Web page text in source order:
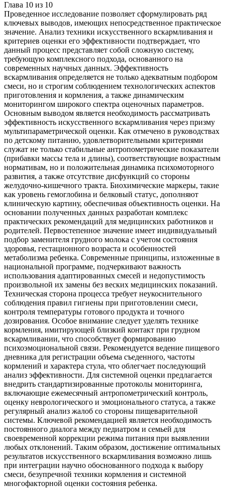
Глава 10 из 10
Проведенное исследование позволяет сформулировать ряд
ключевых выводов, имеющих непосредственное практическое
значение. Анализ техники искусственного вскармливания и
критериев оценки его эффективности подтверждает, что
данный процесс представляет собой сложную систему,
требующую комплексного подхода, основанного на
современных научных данных. Эффективность
вскармливания определяется не только адекватным подбором
смеси, но и строгим соблюдением технологических аспектов
приготовления и кормления, а также динамическим
мониторингом широкого спектра оценочных параметров.
Основным выводом является необходимость рассматривать
эффективность искусственного вскармливания через призму
мультипараметрической оценки. Как отмечено в руководствах
по детскому питанию, удовлетворительными критериями
служат не только стабильные антропометрические показатели
(прибавки массы тела и длины), соответствующие возрастным
нормативам, но и положительная динамика психомоторного
развития, а также отсутствие дисфункций со стороны
желудочно-кишечного тракта. Биохимические маркеры, такие
как уровень гемоглобина и белковый статус, дополняют
клиническую картину, обеспечивая объективность оценки. На
основании полученных данных разработан комплекс
практических рекомендаций для медицинских работников и
родителей. Первостепенное значение имеет индивидуальный
подбор заменителя грудного молока с учетом состояния
здоровья, гестационного возраста и особенностей
метаболизма ребенка. Современные принципы, изложенные в
национальной программе, подчеркивают важность
использования адаптированных смесей и недопустимость
произвольной их замены без веских медицинских показаний.
Техническая сторона процесса требует неукоснительного
соблюдения правил гигиены при приготовлении смеси,
контроля температуры готового продукта и точного
дозирования. Особое внимание следует уделять технике
кормления, имитирующей близкий контакт при грудном
вскармливании, что способствует формированию
психоэмоциональной связи. Рекомендуется ведение пищевого
дневника для регистрации объема съеденного, частоты
кормлений и характера стула, что облегчает последующий
анализ эффективности. Для системной оценки предлагается
внедрить стандартизированные протоколы мониторинга,
включающие ежемесячный антропометрический контроль,
оценку неврологического и эмоционального статуса, а также
регулярный анализ жалоб со стороны пищеварительной
системы. Ключевой рекомендацией является необходимость
постоянного диалога между педиатром и семьей для
своевременной коррекции режима питания при выявлении
любых отклонений. Таким образом, достижение оптимальных
результатов искусственного вскармливания возможно лишь
при интеграции научно обоснованного подхода к выбору
смеси, безупречной техники кормления и системной
многофакторной оценки состояния ребенка.